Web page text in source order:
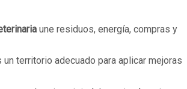
une residuos, energía, compras y
territorio adecuado para aplicar mejoras